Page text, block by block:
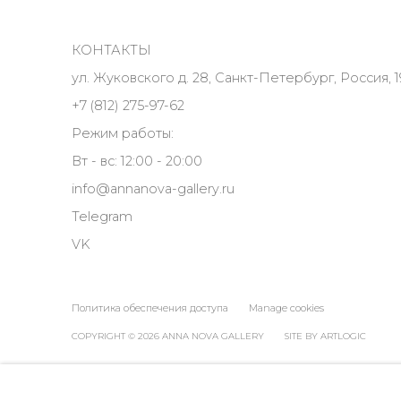
КОНТАКТЫ
ул. Жуковского д. 28, Санкт-Петербург, Россия,
+7 (812) 275-97-62
Режим работы:
Вт - вс: 12:00 - 20:00
info@annanova-gallery.ru
Telegram
VK
Политика обеспечения доступа Manage cookies
COPYRIGHT © 2026 ANNA NOVA GALLERY SITE BY ARTLOGIC